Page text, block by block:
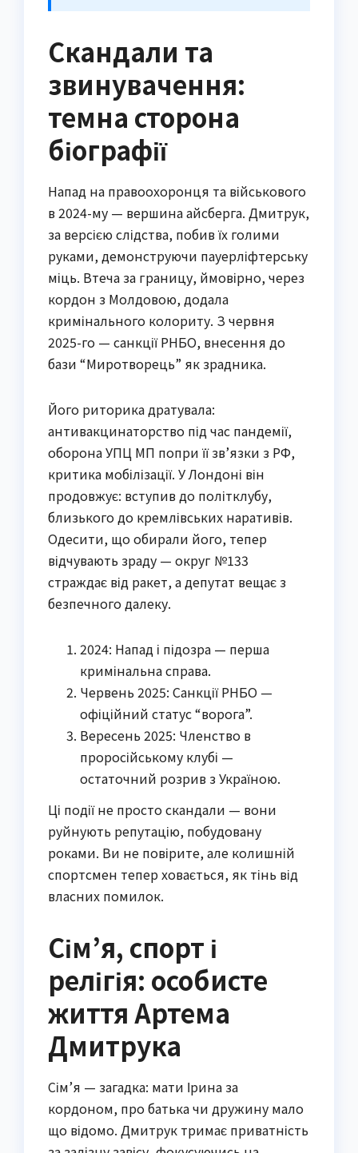
Скандали та
звинувачення:
темна сторона
біографії
Напад на правоохоронця та військового
в 2024-му — вершина айсберга. Дмитрук,
за версією слідства, побив їх голими
руками, демонструючи пауерліфтерську
міць. Втеча за границу, ймовірно, через
кордон з Молдовою, додала
кримінального колориту. З червня
2025-го — санкції РНБО, внесення до
бази “Миротворець” як зрадника.
Його риторика дратувала:
антивакцинаторство під час пандемії,
оборона УПЦ МП попри її зв’язки з РФ,
критика мобілізації. У Лондоні він
продовжує: вступив до політклубу,
близького до кремлівських наративів.
Одесити, що обирали його, тепер
відчувають зраду — округ №133
страждає від ракет, а депутат вещає з
безпечного далеку.
2024: Напад і підозра — перша
кримінальна справа.
Червень 2025: Санкції РНБО —
офіційний статус “ворога”.
Вересень 2025: Членство в
проросійському клубі —
остаточний розрив з Україною.
Ці події не просто скандали — вони
руйнують репутацію, побудовану
роками. Ви не повірите, але колишній
спортсмен тепер ховається, як тінь від
власних помилок.
Сім’я, спорт і
релігія: особисте
життя Артема
Дмитрука
Сім’я — загадка: мати Ірина за
кордоном, про батька чи дружину мало
що відомо. Дмитрук тримає приватність